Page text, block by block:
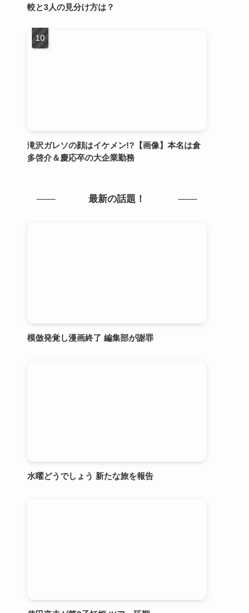
較と3人の見分け方は？
滝沢ガレソの顔はイケメン!?【画像】本名は倉
多啓介＆慶応卒の大企業勤務
最新の話題！
模倣発覚し漫画終了 編集部が謝罪
水曜どうでしょう 新たな旅を報告